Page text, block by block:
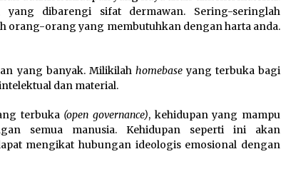
dibarengi sifat dermawan. Sering-seringlah
orang-orang yang membutuhkan dengan harta anda.
yang banyak. Milikilah homebaseyang terbuka bagi
dan material.
terbuka (open governance), kehidupan yang mampu
semua manusia. Kehidupan seperti ini akan
mengikat hubungan ideologis emosional dengan